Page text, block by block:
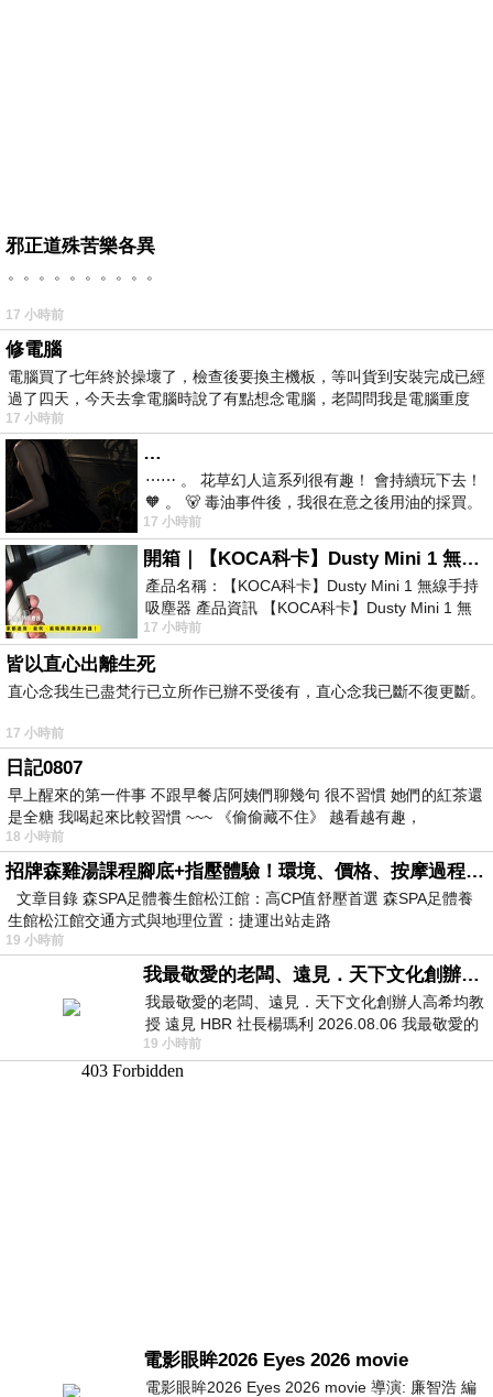
邪正道殊苦樂各異
。。。。。。。。。。
17 小時前
修電腦
電腦買了七年終於操壞了，檢查後要換主機板，等叫貨到安裝完成已經
過了四天，今天去拿電腦時說了有點想念電腦，老闆問我是電腦重度
17 小時前
…
⋯⋯ 。 花草幻人這系列很有趣！ 會持續玩下去！
🧡 。 🐻 毒油事件後，我很在意之後用油的採買。
前天購買了我之前就很愛
17 小時前
開箱｜【KOCA科卡】Dusty Mini 1 無線手持吸塵器
產品名稱：【KOCA科卡】Dusty Mini 1 無線手持
吸塵器 產品資訊 【KOCA科卡】Dusty Mini 1 無
線手持吸塵器評語： 能吸、能吹兼具兩
17 小時前
皆以直心出離生死
直心念我生已盡梵行已立所作已辦不受後有，直心念我已斷不復更斷。
17 小時前
日記0807
早上醒來的第一件事 不跟早餐店阿姨們聊幾句 很不習慣 她們的紅茶還
是全糖 我喝起來比較習慣 ~~~ 《偷偷藏不住》 越看越有趣，
18 小時前
招牌森雞湯課程腳底+指壓體驗！環境、價格、按摩過程全紀錄，森SPA足體養生館松江館最新價格表
文章目錄 森SPA足體養生館松江館：高CP值舒壓首選 森SPA足體養
生館松江館交通方式與地理位置：捷運出站走路
19 小時前
我最敬愛的老闆、遠見．天下文化創辦人高希均教授
我最敬愛的老闆、遠見．天下文化創辦人高希均教
授 遠見 HBR 社長楊瑪利 2026.08.06 我最敬愛的
老闆、遠見．天下文化創辦人高希均教
19 小時前
電影眼眸2026 Eyes 2026 movie
電影眼眸2026 Eyes 2026 movie 導演: 廉智浩 編